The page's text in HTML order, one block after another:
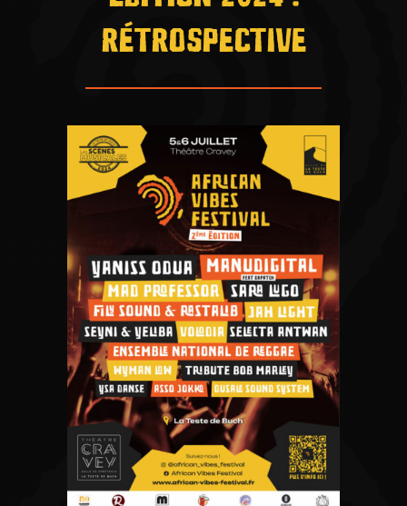
RÉTROSPECTIVE